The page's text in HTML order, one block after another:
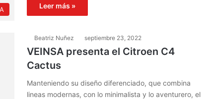
Leer más »
Beatriz Nuñez septiembre 23, 2022
VEINSA presenta el Citroen C4
Cactus
Manteniendo su diseño diferenciado, que combina
lineas modernas, con lo minimalista y lo aventurero, el